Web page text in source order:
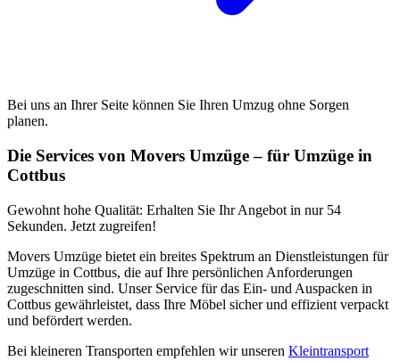
Bei uns an Ihrer Seite können Sie Ihren Umzug ohne Sorgen
planen.
Die Services von Movers Umzüge – für Umzüge in
Cottbus
Gewohnt hohe Qualität: Erhalten Sie Ihr Angebot in nur 54
Sekunden. Jetzt zugreifen!
Movers Umzüge bietet ein breites Spektrum an Dienstleistungen für
Umzüge in Cottbus, die auf Ihre persönlichen Anforderungen
zugeschnitten sind. Unser Service für das Ein- und Auspacken in
Cottbus gewährleistet, dass Ihre Möbel sicher und effizient verpackt
und befördert werden.
Bei kleineren Transporten empfehlen wir unseren Kleintransport